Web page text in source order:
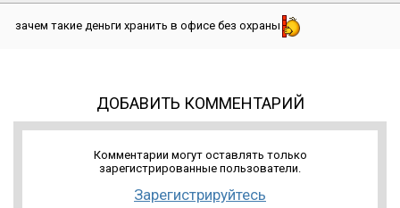
зачем такие деньги хранить в офисе без охраны
ДОБАВИТЬ КОММЕНТАРИЙ
Комментарии могут оставлять только
зарегистрированные пользователи.
Зарегистрируйтесь